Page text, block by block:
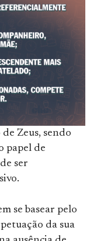
Zeus, sendo
papel de
ser
se basear pelo
da sua